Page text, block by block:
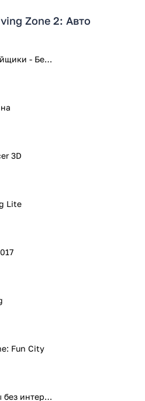
Zone 2: Авто
Герои Дальнобойщики - Безумная
3D
Lite
Fun City
игра такси игры без интернета